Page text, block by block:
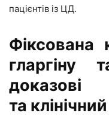
пацієнтів із ЦД.
Фіксована
гларгіну
та